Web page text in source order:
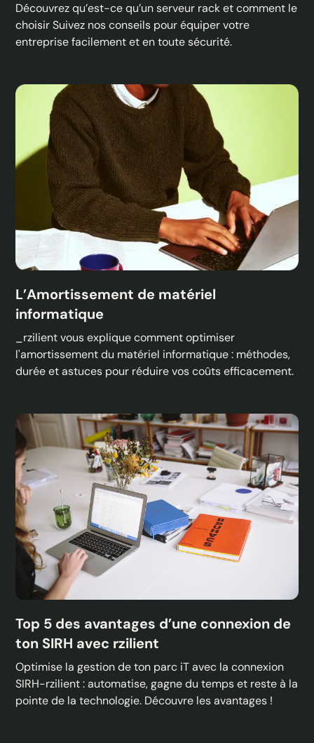
Découvrez qu’est-ce qu’un serveur rack et comment le
choisir Suivez nos conseils pour équiper votre
entreprise facilement et en toute sécurité.
L’Amortissement de matériel
informatique
_rzilient vous explique comment optimiser
l'amortissement du matériel informatique : méthodes,
durée et astuces pour réduire vos coûts efficacement.
Top 5 des avantages d’une connexion de
ton SIRH avec rzilient
Optimise la gestion de ton parc iT avec la connexion
SIRH-rzilient : automatise, gagne du temps et reste à la
pointe de la technologie. Découvre les avantages !